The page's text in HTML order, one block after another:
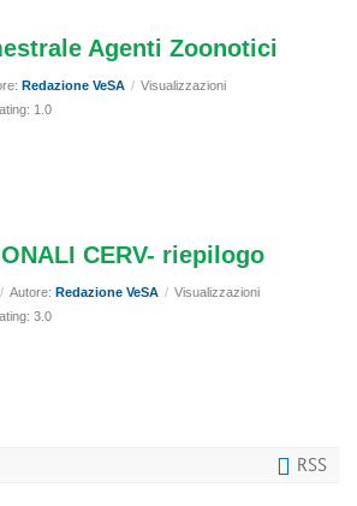
Agenti Zoonotici
Redazione VeSA / Visualizzazioni
1.0
CERV- riepilogo
/ Autore: Redazione VeSA / Visualizzazioni
3.0
RSS